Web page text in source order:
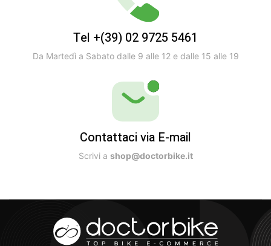
Tel +(39) 02 9725 5461
Da Martedì a Sabato dalle 9 alle 12 e dalle 15 alle 19
Contattaci via E-mail
Scrivi a shop@doctorbike.it